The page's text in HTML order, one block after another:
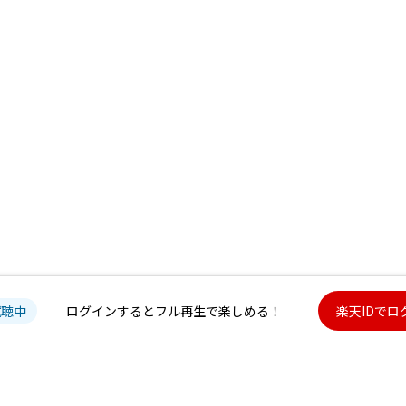
中 ログインするとフル再生で楽しめる！ 楽天IDでロ